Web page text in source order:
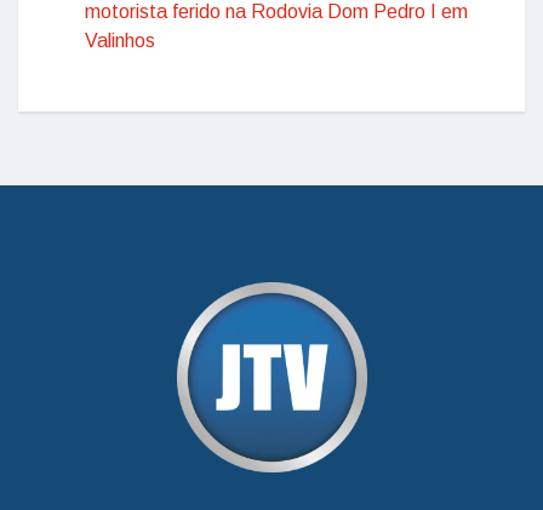
motorista ferido na Rodovia Dom Pedro I em
Valinhos